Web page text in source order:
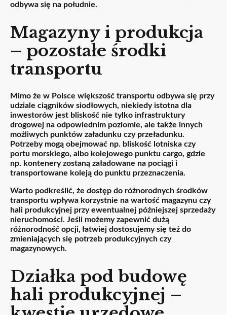
odbywa się na południe.
Magazyny i produkcja
– pozostałe środki
transportu
Mimo że w Polsce większość transportu odbywa się przy
udziale ciągników siodłowych, niekiedy istotna dla
inwestorów jest bliskość nie tylko infrastruktury
drogowej na odpowiednim poziomie, ale także innych
możliwych punktów załadunku czy przeładunku.
Potrzeby mogą obejmować np. bliskość lotniska czy
portu morskiego, albo kolejowego punktu cargo, gdzie
np. kontenery zostaną załadowane na pociągi i
transportowane koleją do punktu przeznaczenia.
Warto podkreślić, że dostęp do różnorodnych środków
transportu wpływa korzystnie na wartość magazynu czy
hali produkcyjnej przy ewentualnej późniejszej sprzedaży
nieruchomości. Jeśli możemy zapewnić dużą
różnorodność opcji, łatwiej dostosujemy się też do
zmieniających się potrzeb produkcyjnych czy
magazynowych.
Działka pod budowę
hali produkcyjnej –